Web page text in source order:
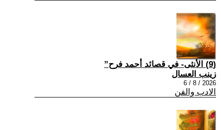
(9) الأنثى- في قصائد أحمد فرح”
زينب العسال
2026 / 8 / 6
الادب والفن